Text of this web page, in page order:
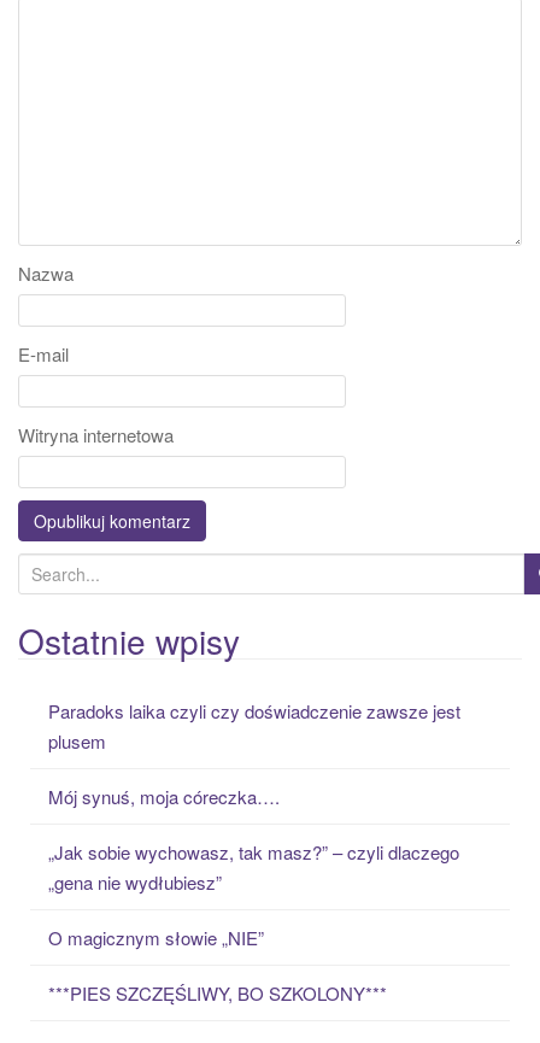
Nazwa
E-mail
Witryna internetowa
e
a
r
Ostatnie wpisy
Paradoks laika czyli czy doświadczenie zawsze jest
plusem
Mój synuś, moja córeczka….
„Jak sobie wychowasz, tak masz?” – czyli dlaczego
„gena nie wydłubiesz”
O magicznym słowie „NIE”
***PIES SZCZĘŚLIWY, BO SZKOLONY***